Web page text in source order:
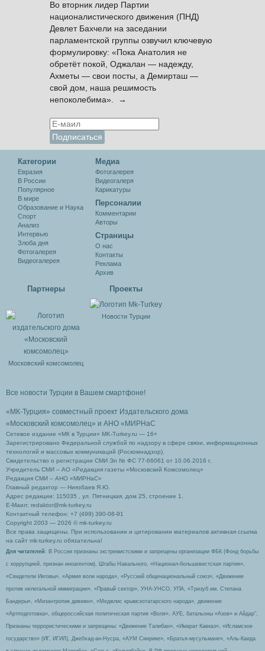
Во вторник лидер Партии
националистического движения (ПНД)
Девлет Бахчели на заседании
парламентской группы озвучил ключевую
формулировку: «Пока Анатолия не
обретёт покой, Оджалан — надежду,
Ахметы — свои посты, а Демирташ —
свой дом, наша решимость
непоколебима». →
Категории
Евразия
В России
Популярное
В мире
Образование и Наука
Спорт
Анализ
Интервью
Злоба дня
Фотогалерея
Видеогалерея
Медиа
Фотогалерея
Видеогалеря
Карикатуры
Персоналии
Комментарии
Авторы
Cтраницы
О нас
Контакты
Реклама
Архив
Партнеры
Московский комсомолец
Проекты
Новости Турции
Все новости Турции в Вашем смартфоне!
«МК-Турция» совместный проект Издательского дома
«Московский комсомолец» и АНО «МИРНаС
Сетевое издание «МК в Турции» MK-Turkey.ru — 16+
Зарегистрировано Федеральной службой по надзору в сфере связи, информационных
технологий и массовых коммуникаций (Роскомнадзор).
Свидетельство о регистрации СМИ Эл № ФС 77-66061 от 10.06.2016 г.
Учредитель СМИ – АО «Редакция газеты «Московский Комсомолец»
Редакция СМИ – АНО «МИРНаС»
Главный редактор — Ниязбаев Я.Ю.
Адрес редакции: 115035 , ул. Пятницкая, дом 25, строение 1.
Е-Маил: redaktor@mk-turkey.ru
Контактный телефон: +7 (499) 390-08-91
Copyright 2003 — 2026 © mk-turkey.ru
Все права защищены. При использовании и цитировании материалов активная ссылка
на сайт mk-turkey.ru обязательна!
Для читателей : В России признаны экстремистскими и запрещены организации ФБК (Фонд борьбы
с коррупцией, признан иноагентом), Штабы Навального, «Национал-большевистская партия»,
«Свидетели Иеговы», «Армия воли народа», «Русский общенациональный союз», «Движение
против нелегальной иммиграции», «Правый сектор», УНА-УНСО, УПА, «Тризуб им. Степана
Бандеры», «Мизантропик дивижн», «Меджлис крымскотатарского народа», движение
«Артподготовка», общероссийская политическая партия «Воля», АУЕ, батальоны «Азов» и Айдар″.
Признаны террористическими и запрещены: «Движение Талибан», «Имарат Кавказ», «Исламское
государство» (ИГ, ИГИЛ), Джебхад-ан-Нусра, «АУМ Синрике», «Братья-мусульмане», «Аль-Каида